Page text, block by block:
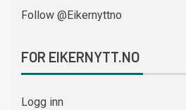
Follow @Eikernyttno
FOR EIKERNYTT.NO
Logg inn